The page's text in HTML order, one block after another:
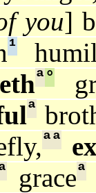
you]
¹
ª°
ª
ªª
graceª